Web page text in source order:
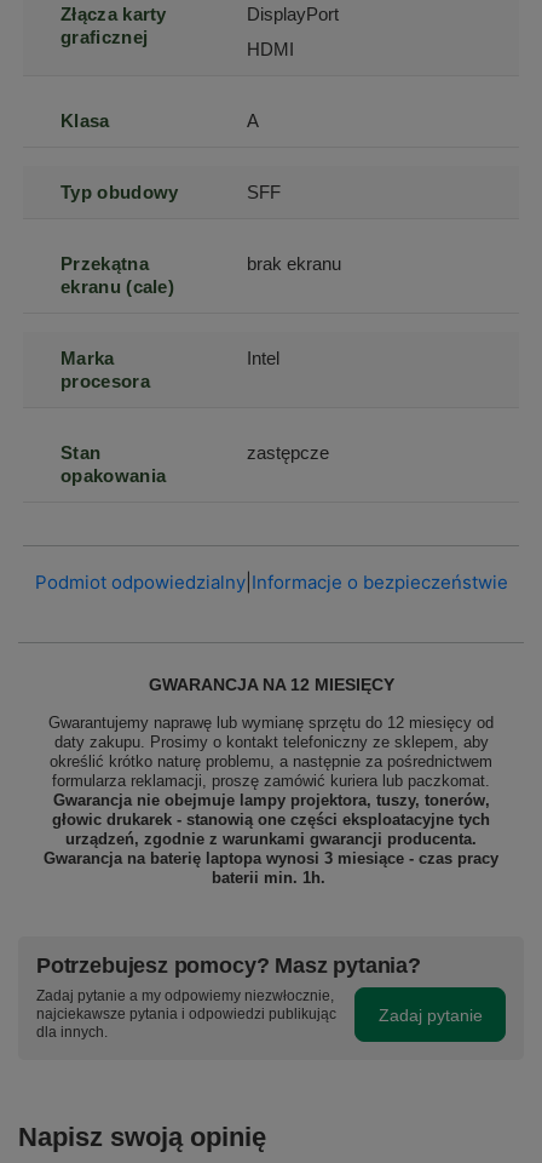
Złącza karty
graficznej
DisplayPort
HDMI
Klasa A
Typ obudowy SFF
Przekątna
ekranu (cale)
brak ekranu
Marka
procesora
Intel
Stan
opakowania
zastępcze
Podmiot odpowiedzialny| Informacje o bezpieczeństwie
GWARANCJA NA 12 MIESIĘCY
Gwarantujemy naprawę lub wymianę sprzętu do 12 miesięcy od
daty zakupu. Prosimy o kontakt telefoniczny ze sklepem, aby
określić krótko naturę problemu, a następnie za pośrednictwem
formularza reklamacji, proszę zamówić kuriera lub paczkomat.
Gwarancja nie obejmuje lampy projektora, tuszy, tonerów,
głowic drukarek - stanowią one części eksploatacyjne tych
urządzeń, zgodnie z warunkami gwarancji producenta.
Gwarancja na baterię laptopa wynosi 3 miesiące - czas pracy
baterii min. 1h.
Potrzebujesz pomocy? Masz pytania?
Zadaj pytanie a my odpowiemy niezwłocznie,
najciekawsze pytania i odpowiedzi publikując
dla innych.
Zadaj pytanie
Napisz swoją opinię